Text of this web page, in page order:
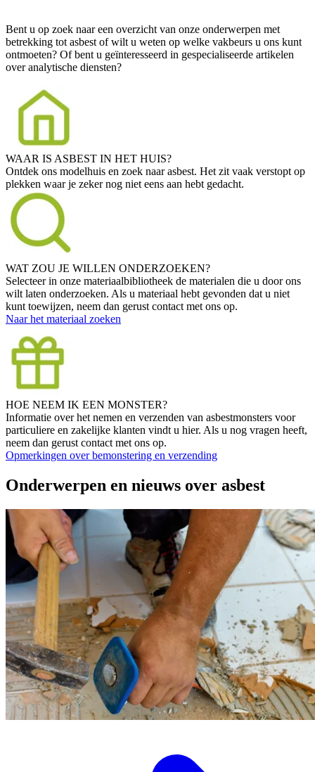
Bent u op zoek naar een overzicht van onze onderwerpen met
betrekking tot asbest of wilt u weten op welke vakbeurs u ons kunt
ontmoeten? Of bent u geïnteresseerd in gespecialiseerde artikelen
over analytische diensten?
WAAR IS ASBEST IN HET HUIS?
Ontdek ons modelhuis en zoek naar asbest. Het zit vaak verstopt op
plekken waar je zeker nog niet eens aan hebt gedacht.
WAT ZOU JE WILLEN ONDERZOEKEN?
Selecteer in onze materiaalbibliotheek de materialen die u door ons
wilt laten onderzoeken. Als u materiaal hebt gevonden dat u niet
kunt toewijzen, neem dan gerust contact met ons op.
Naar het materiaal zoeken
HOE NEEM IK EEN MONSTER?
Informatie over het nemen en verzenden van asbestmonsters voor
particuliere en zakelijke klanten vindt u hier. Als u nog vragen heeft,
neem dan gerust contact met ons op.
Opmerkingen over bemonstering en verzending
Onderwerpen en nieuws over asbest